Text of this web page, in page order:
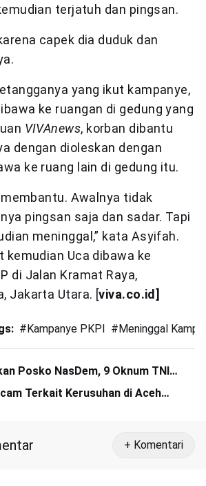
terjatuh dan pingsan.
capek dia duduk dan
yang ikut kampanye,
ke ruangan di gedung yang
VIVAnews, korban dibantu
dengan dioleskan dengan
ke ruang lain di gedung itu.
Awalnya tidak
pingsan saja dan sadar. Tapi
meninggal,” kata Asyifah.
kemudian Uca dibawa ke
di Jalan Kramat Raya,
Jakarta Utara. [viva.co.id]
#Kampanye PKPI #Meninggal
Posko NasDem, 9 Oknum TNI
Terkait Kerusuhan di Aceh
+ Komentari